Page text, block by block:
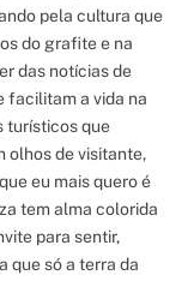
pela cultura que
do grafite e na
das notícias de
facilitam a vida na
turísticos que
olhos de visitante,
eu mais quero é
tem alma colorida
para sentir,
que só a terra da